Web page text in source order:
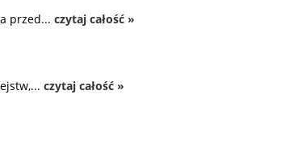
przed... czytaj całość »
czytaj całość »